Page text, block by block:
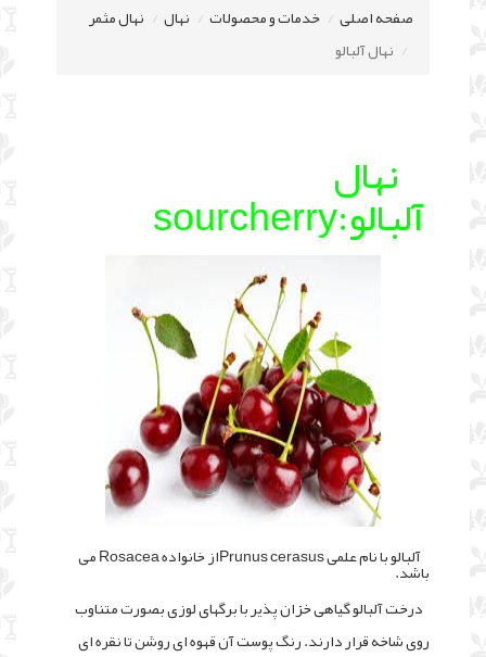
صفحه اصلی خدمات و محصولات نهال
نهال مثمر
نهال آلبالو
نهال
آلبالو:sourcherry
آلبالو با نام علمى Prunus cerasus از خانواده Rosacea می
باشد.
درخت آلبالو گیاهی خزان پذیر با برگهای لوزی بصورت متناوب
روی شاخه قرار دارند. رنگ پوست آن قهوه ای روشن تا نقره ای